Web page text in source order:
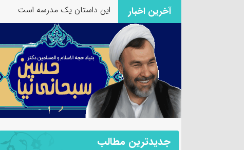
آخرین اخبار این داستان یک مدرسه است
جدیدترین مطالب